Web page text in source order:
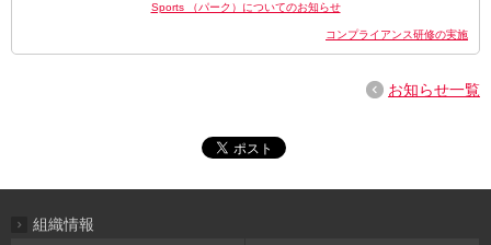
Sports （パーク）についてのお知らせ
コンプライアンス研修の実施
お知らせ一覧
組織情報